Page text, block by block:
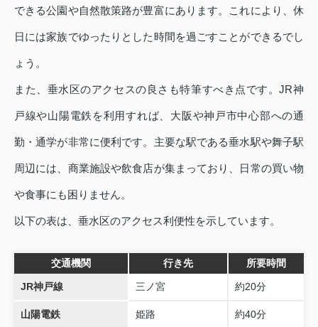
できる公園や自然散策路が豊富にあります。これにより、休
日には家族でゆったりとした時間を過ごすことができるでし
ょう。
また、垂水区のアクセスの良さも特筆すべき点です。JR神
戸線や山陽電鉄を利用すれば、大阪や神戸市中心部への通
勤・通学が非常に便利です。主要な駅である垂水駅や舞子駅
周辺には、商業施設や飲食店が集まっており、日常の買い物
や食事にも困りません。
以下の表は、垂水区のアクセス利便性を示しています。
交通機関 行き先 所要時間
JR神戸線 三ノ宮 約20分
山陽電鉄 姫路 約40分